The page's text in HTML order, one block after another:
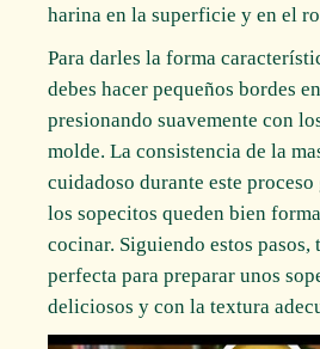
harina en la superficie y en el
Para darles la forma
debes hacer pequeños bordes
presionando suavemente con
molde. La consistencia de la
cuidadoso durante este
los sopecitos queden bien
cocinar. Siguiendo estos pasos,
perfecta para preparar unos
deliciosos y con la textura